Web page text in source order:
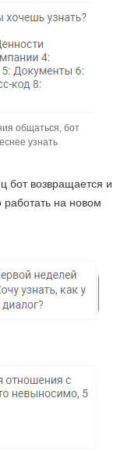
общаться, бот
узнать
бот возвращается и
работать на новом